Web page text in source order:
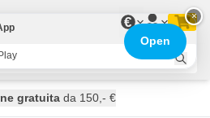
€
spedito oggi
gratuita da 150,- €
×
Open